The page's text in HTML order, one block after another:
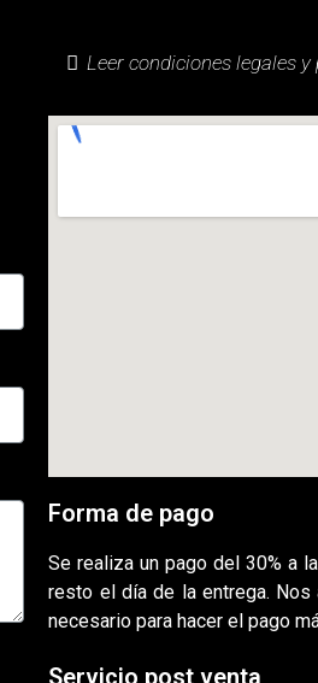
Leer condiciones legales
Forma de pago
Se realiza un pago del 30% a
resto el día de la entrega.
necesario para hacer el pago
Servicio post venta